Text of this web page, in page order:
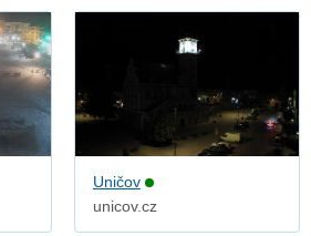
Uničov
unicov.cz